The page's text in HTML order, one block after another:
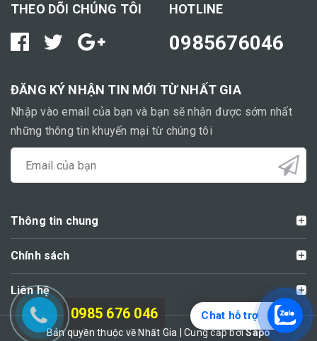
THEO DÕI CHÚNG TÔI HOTLINE
0985676046
ĐĂNG KÝ NHẬN TIN MỚI TỪ NHẤT GIA
Nhập vào email của bạn và bạn sẽ nhận được sớm nhất
những thông tin khuyến mại từ chúng tôi
Thông tin chung
Chính sách
Liên hệ
Bản quyền thuộc về Nhất Gia | Cung cấp bởiSapo
0985 676 046 Chat hỗ trợ